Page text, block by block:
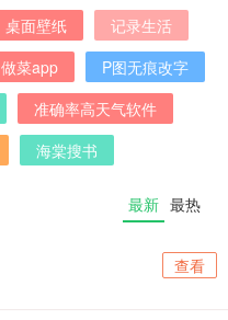
桌面壁纸
记录生活
做菜app
P图无痕改字
准确率高天气软件
海棠搜书
最新 最热
查看